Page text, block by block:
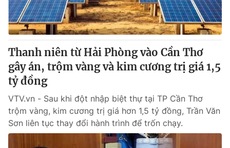
Thế giới đó đây
Câu chuyện quốc tế
Tài chính
Thị trường
Góc doanh nghiệp
Dữ liệu và đời sống
Truyền hình
Phim VTV
Hậu trường
Nhân vật
Khán giả
Giải trí
Điện ảnh
Âm nhạc
Đời sống
Du lịch
Thanh niên từ Hải Phòng vào Cần Thơ
gây án, trộm vàng và kim cương trị giá 1,5
tỷ đồng
VTV.vn - Sau khi đột nhập biệt thự tại TP Cần Thơ
trộm vàng, kim cương trị giá hơn 1,5 tỷ đồng, Trần Văn
Sơn liên tục thay đổi hành trình để trốn chạy.